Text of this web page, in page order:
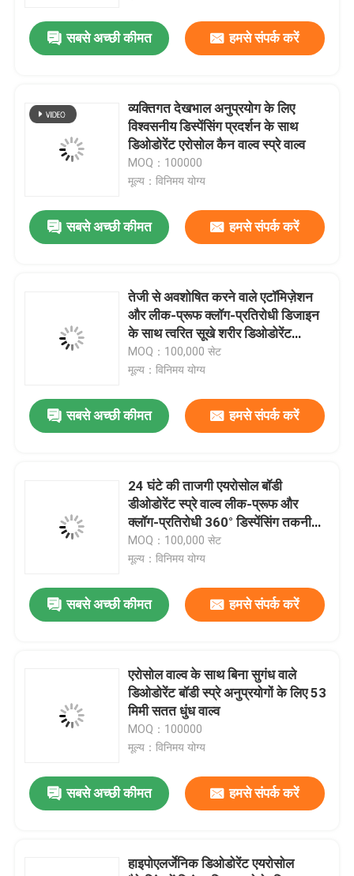
उत्पादों
हमारे बारे में
समाचार
ब्यूटेन गैस वाल्व
गैस लाइटर रीफिल वाल्व
ब्यूटेन गैस कनस्तर
स्प्रे पेंट वाल्व
कार्बोरेटर क्लीनर वाल्व
सबसे अच्छी कीमत हमसे संपर्क करें
व्यक्तिगत देखभाल अनुप्रयोग के लिए
विश्वसनीय डिस्पेंसिंग प्रदर्शन के साथ
डिओडोरेंट एरोसोल कैन वाल्व स्प्रे वाल्व
MOQ：100000
मूल्य：विनिमय योग्य
सबसे अच्छी कीमत हमसे संपर्क करें
तेजी से अवशोषित करने वाले एटॉमिज़ेशन
और लीक-प्रूफ क्लॉग-प्रतिरोधी डिजाइन
के साथ त्वरित सूखे शरीर डिओडोरेंट
एयरोसोल वाल्व
MOQ：100,000 सेट
मूल्य：विनिमय योग्य
सबसे अच्छी कीमत हमसे संपर्क करें
24 घंटे की ताजगी एयरोसोल बॉडी
डीओडोरेंट स्प्रे वाल्व लीक-प्रूफ और
क्लॉग-प्रतिरोधी 360° डिस्पेंसिंग तकनीक
के साथ
MOQ：100,000 सेट
मूल्य：विनिमय योग्य
सबसे अच्छी कीमत हमसे संपर्क करें
एरोसोल वाल्व के साथ बिना सुगंध वाले
डिओडोरेंट बॉडी स्प्रे अनुप्रयोगों के लिए 53
मिमी सतत धुंध वाल्व
MOQ：100000
मूल्य：विनिमय योग्य
सबसे अच्छी कीमत हमसे संपर्क करें
हाइपोएलर्जेनिक डिओडोरेंट एयरोसोल